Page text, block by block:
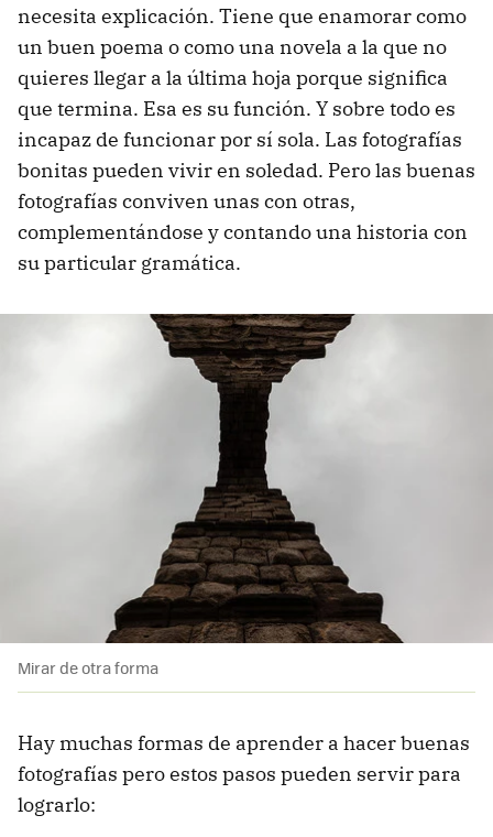
necesita explicación. Tiene que enamorar como
un buen poema o como una novela a la que no
quieres llegar a la última hoja porque significa
que termina. Esa es su función. Y sobre todo es
incapaz de funcionar por sí sola. Las fotografías
bonitas pueden vivir en soledad. Pero las buenas
fotografías conviven unas con otras,
complementándose y contando una historia con
su particular gramática.
Mirar de otra forma
Hay muchas formas de aprender a hacer buenas
fotografías pero estos pasos pueden servir para
lograrlo: